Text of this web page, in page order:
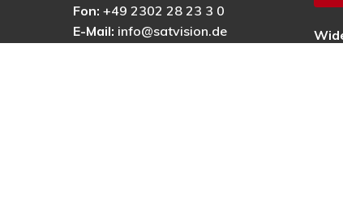
Fon: +49 2302 28 23 3 0
E-Mail: info@satvision.de